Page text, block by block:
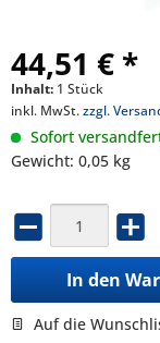
44,51 € *
Inhalt: 1 Stück
inkl. MwSt.zzgl.
Sofort
Gewicht: 0,05 kg
In den
Auf die